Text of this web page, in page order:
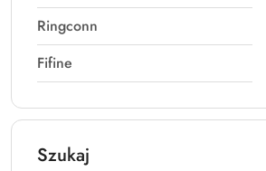
Ringconn
Fifine
Szukaj